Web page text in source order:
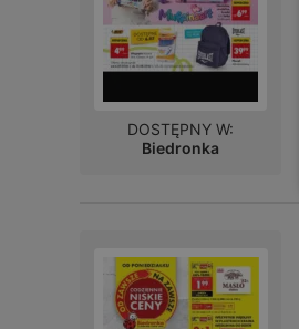
DOSTĘPNY W:
Biedronka